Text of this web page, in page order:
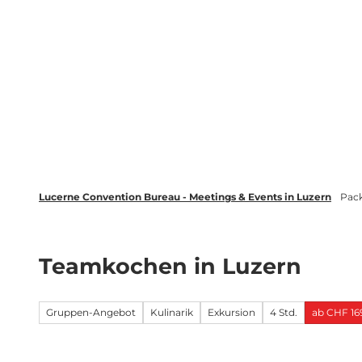
Lucerne Convention Bureau - Meetings & Events in Luzern
Teamkochen in Luzern
Gruppen-Angebot Kulinarik Exkursion 4 Std. ab CHF